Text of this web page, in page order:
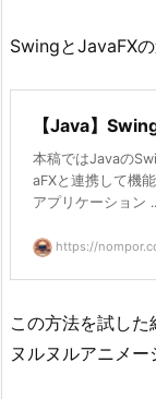
SwingとJavaFX
【Java】
本稿ではJavaの
aFXと連携して機
アプリケーション
https://
この方法を試し
ヌルヌルアニメー